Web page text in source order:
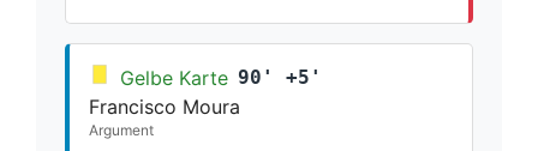
Gelbe Karte 90' +5'
Francisco Moura
Argument